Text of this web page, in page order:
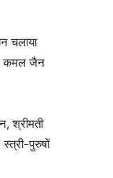
चलाया
कमल जैन
श्रीमती
पुरुषों